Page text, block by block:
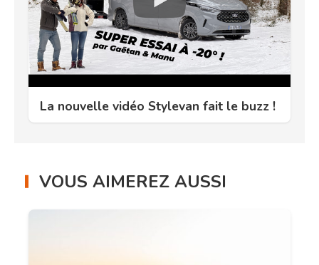
La nouvelle vidéo Stylevan fait le buzz !
VOUS AIMEREZ AUSSI